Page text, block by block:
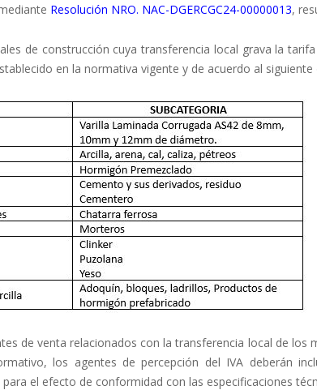
Resolución NRO. NAC-DGERCGC24-00000013,
de construcción cuya transferencia local grava la
en la normativa vigente y de acuerdo al siguiente
de venta relacionados con la transferencia local de los
los agentes de percepción del IVA deberán
el efecto de conformidad con las especificaciones